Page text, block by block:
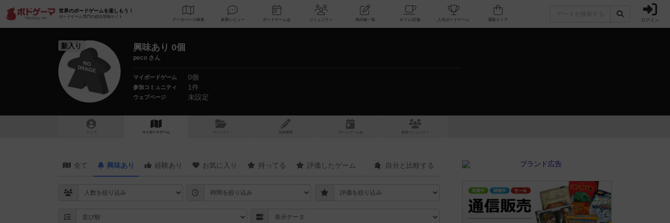
世界のボードゲームを楽しもう！
ボードゲーム専門の総合情報サイト
データベース 検索 新着レビュー ボードゲーム会 コミュニティ 掲示板一覧 カフェ/店舗 人気ボードゲーム ログイン
新入り 興味あり 0個
peco さん
マイボードゲーム 0個
参加コミュニティ 1件
ウェブページ 未設定
トップ マイボードゲーム マイリスト 投稿履歴 ボ ドゲ ーム コミュニティ
全て 興味あり 経験あり お気に入り 持ってる 評価したゲーム 自分と 比較する